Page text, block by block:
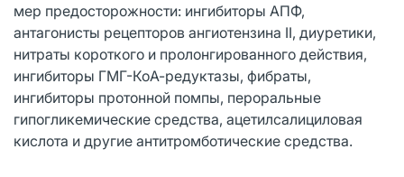
мер предосторожности: ингибиторы АПФ,
антагонисты рецепторов ангиотензина II, диуретики,
нитраты короткого и пролонгированного действия,
ингибиторы ГМГ-КоА-редуктазы, фибраты,
ингибиторы протонной помпы, пероральные
гипогликемические средства, ацетилсалициловая
кислота и другие антитромботические средства.